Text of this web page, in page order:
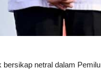
netral dalam Pemilu